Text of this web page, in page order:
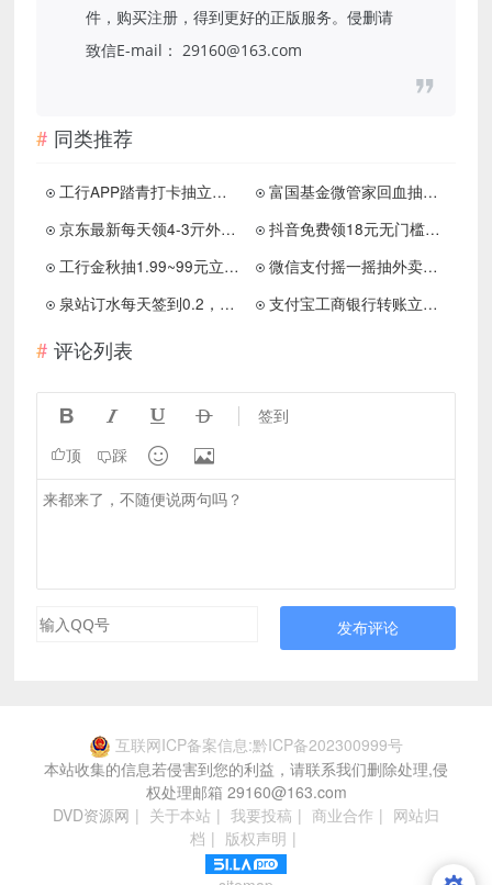
件，购买注册，得到更好的正版服务。侵删请
致信E-mail： 29160@163.com
同类推荐
工行APP踏青打卡抽立减金，亲中1元立减金
富国基金微管家回血抽最高8.8元微信红包
京东最新每天领4-3亓外卖叠加券
抖音免费领18元无门槛支付券 0元撸实物
工行金秋抽1.99~99元立减金
微信支付摇一摇抽外卖立减券
泉站订水每天签到0.2，甬派大转盘7来抽一个红包
支付宝工商银行转账立减免费撸3~5元
评论列表
    签到
顶 踩  
发布评论
互联网ICP备案信息:黔ICP备202300999号
本站收集的信息若侵害到您的利益，请联系我们删除处理,侵
权处理邮箱 29160@163.com
DVD资源网 | 关于本站 | 我要投稿 | 商业合作 | 网站归
档 | 版权声明 |